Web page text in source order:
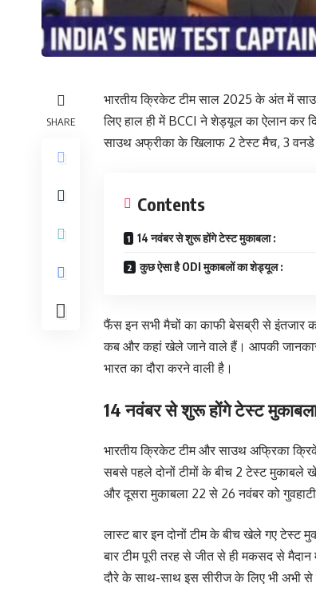
SHARE
भारतीय क्रिकेट टीम साल 2025 के अंत में
लिए हाल ही में BCCI ने शेड्यूल का ऐलान कर
साउथ अफ्रीका के खिलाफ 2 टेस्ट मैच, 3
Contents
14 नवंबर से शुरू होंगे टेस्ट मुकाबला :
कुछ ऐसा है ODI मुकाबलों का शेड्यूल :
फैंस इन सभी मैचों का काफी बेसब्री से
कब और कहां खेले जाने वाले हैं। आपकी
भारत का दौरा करने वाली है।
14 नवंबर से शुरू होंगे टेस्ट
भारतीय क्रिकेट टीम और साउथ अफ्रिका
सबसे पहले दोनों टीमों के बीच 2 टेस्ट मुकाबले
और दूसरा मुकाबला 22 से 26 नवंबर को
लास्ट बार इन दोनों टीम के बीच खेले गए टेस्ट
बार टीम पूरी तरह से जीत से ही मकसद से मैदान
दौरे के साथ-साथ इस सीरीज के लिए भी अभी से